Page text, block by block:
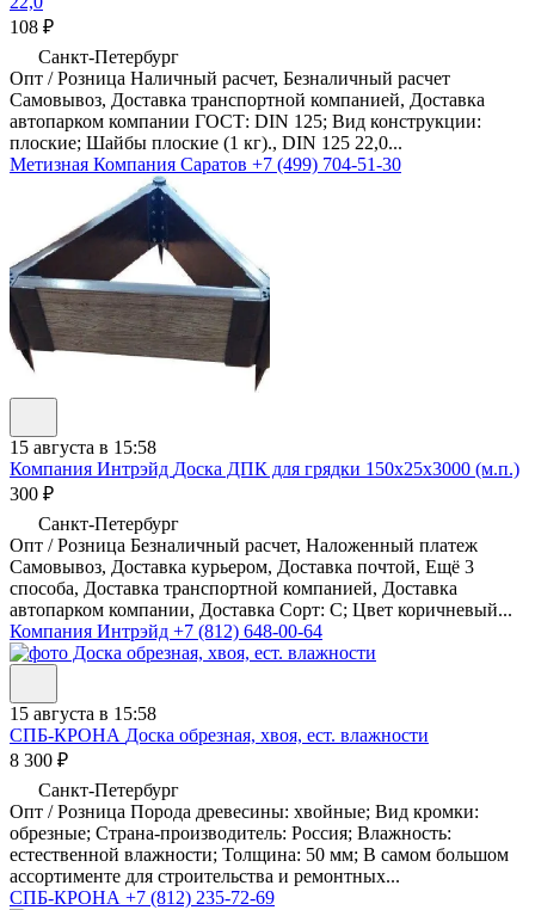
108 ₽
Санкт-Петербург
Опт / Розница Наличный расчет, Безналичный расчет
Самовывоз, Доставка транспортной компанией, Доставка
автопарком компании ГОСТ: DIN 125; Вид конструкции:
плоские; Шайбы плоские (1 кг)., DIN 125 22,0...
Метизная Компания Саратов +7 (499) 704-51-30
15 августа в 15:58
Компания Интрэйд Доска ДПК для грядки 150х25х3000 (м.п.)
300 ₽
Санкт-Петербург
Опт / Розница Безналичный расчет, Наложенный платеж
Самовывоз, Доставка курьером, Доставка почтой, Ещё 3
способа, Доставка транспортной компанией, Доставка
автопарком компании, Доставка Сорт: C; Цвет коричневый...
Компания Интрэйд +7 (812) 648-00-64
15 августа в 15:58
СПБ-КРОНА Доска обрезная, хвоя, ест. влажности
8 300 ₽
Санкт-Петербург
Опт / Розница Порода древесины: хвойные; Вид кромки:
обрезные; Страна-производитель: Россия; Влажность:
естественной влажности; Толщина: 50 мм; В самом большом
ассортименте для строительства и ремонтных...
СПБ-КРОНА +7 (812) 235-72-69